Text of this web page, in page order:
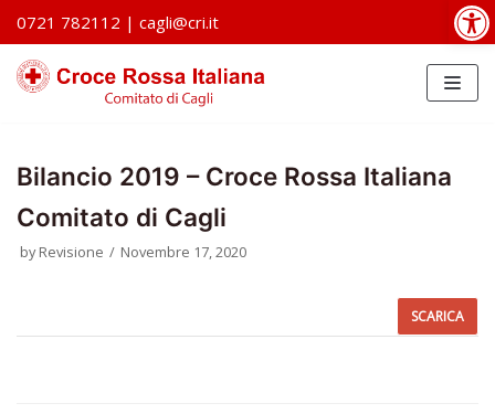
Vai
al
contenuto
0721 782112 | cagli@cri.it
Bilancio 2019 – Croce Rossa Italiana
Comitato di Cagli
byRevisione Novembre 17, 2020
SCARICA